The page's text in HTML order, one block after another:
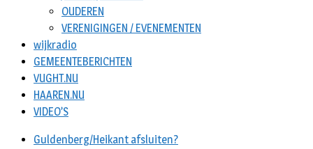
OUDEREN
VERENIGINGEN / EVENEMENTEN
wijkradio
GEMEENTEBERICHTEN
VUGHT.NU
HAAREN.NU
VIDEO’S
Guldenberg/Heikant afsluiten?